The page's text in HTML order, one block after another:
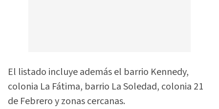
El listado incluye además el barrio Kennedy,
colonia La Fátima, barrio La Soledad, colonia 21
de Febrero y zonas cercanas.